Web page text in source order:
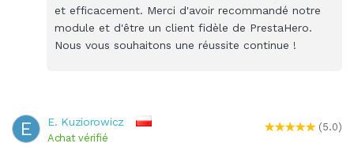
et efficacement. Merci d'avoir recommandé notre
module et d'être un client fidèle de PrestaHero.
Nous vous souhaitons une réussite continue !
E E. Kuziorowicz
Achat vérifié
(5.0)